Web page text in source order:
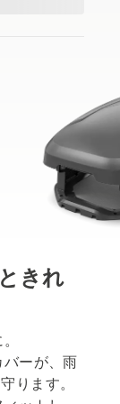
きれ
ーが、雨
ります。